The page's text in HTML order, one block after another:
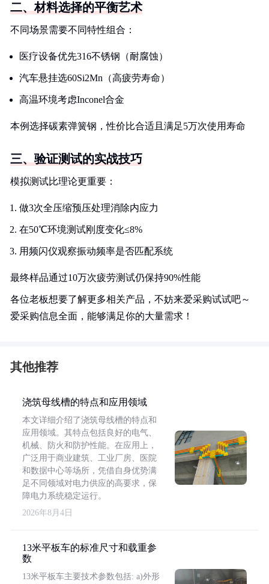
二、材料选择的平衡艺术
不同场景需要不同特性组合：
医疗设备优先316不锈钢（耐腐蚀）
汽车悬挂选60Si2Mn（高疲劳寿命）
高温环境考虑Inconel合金
本例选择碳素弹簧钢，性价比合适且满足5万次使用寿命
三、验证测试的实战技巧
模拟测试比理论更重要：
做3次全压缩预压处理消除内应力
在50℃环境测试刚度变化≤8%
用频闪仪观察振动频率是否匹配系统
最终样品通过10万次疲劳测试仍保持90%性能
各位老板想要了解更多相关产品，不妨来爱采购试试吧～
爱采购信息全面，能够满足你的大量需求！
其他推荐
浇筑母线槽的特点和应用领域
本文详细介绍了浇筑母线槽的特点和
应用领域。其特点包括良好的电气、
机械、防火和防护性能。在应用上，
广泛用于商业建筑、工业厂房、医院
和数据中心等场所，凭借自身优势满
足不同领域对电力供应的高要求，保
障电力系统稳定运行。
2026年8月4日
13米平板车的标准尺寸和载重参
数
13米平板车主要技术参数包括: a)外形